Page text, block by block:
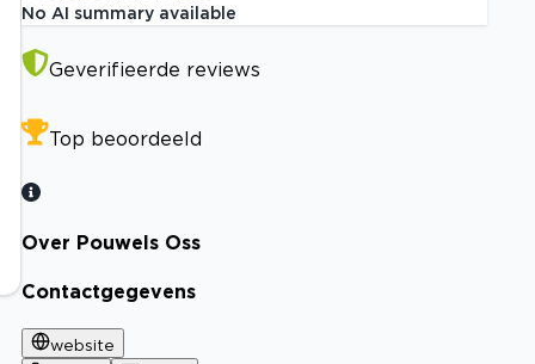
No AI summary available
Geverifieerde reviews
Top beoordeeld
Over Pouwels Oss
Contactgegevens
website